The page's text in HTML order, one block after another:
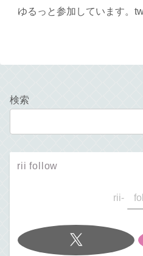
ゆるっと参加しています。
検索
rii follow
rii-